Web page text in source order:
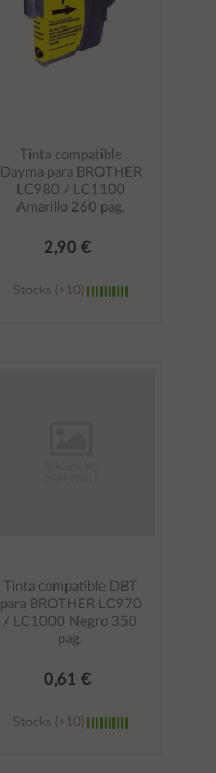
Tinta compatible
Dayma para BROTHER
LC980 / LC1100
Amarillo 260 pag.
2,90 €
Stocks (+10)
Tinta compatible DBT
para BROTHER LC970
/ LC1000 Negro 350
pag.
0,61 €
Stocks (+10)